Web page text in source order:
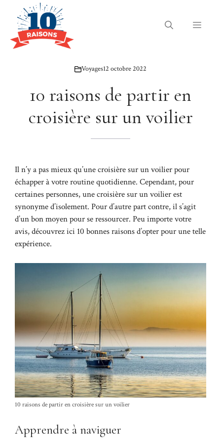
contenu
Menu
Voyages12 octobre 2022
10 raisons de partir en
croisière sur un voilier
Il n’y a pas mieux qu’une croisière sur un voilier pour
échapper à votre routine quotidienne. Cependant, pour
certaines personnes, une croisière sur un voilier est
synonyme d’isolement. Pour d’autre part contre, il s’agit
d’un bon moyen pour se ressourcer. Peu importe votre
avis, découvrez ici 10 bonnes raisons d’opter pour une telle
expérience.
10 raisons de partir en croisière sur un voilier
Apprendre à naviguer